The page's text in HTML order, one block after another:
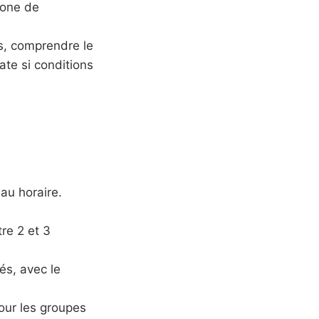
de
comprendre le
si conditions
horaire.
2 et 3
avec le
les groupes